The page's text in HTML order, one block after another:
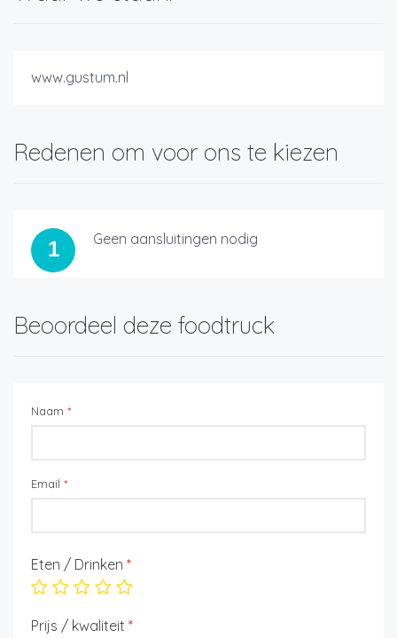
www.gustum.nl
Redenen om voor ons te kiezen
1 Geen aansluitingen nodig
Beoordeel deze foodtruck
Naam *
Email *
Eten / Drinken *
Prijs / kwaliteit *